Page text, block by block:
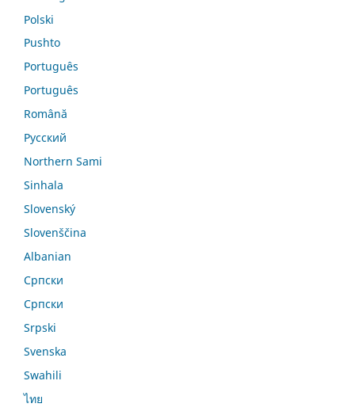
Polski
Pushto
Português
Português
Română
Русский
Northern Sami
Sinhala
Slovenský
Slovenščina
Albanian
Српски
Српски
Srpski
Svenska
Swahili
ไทย